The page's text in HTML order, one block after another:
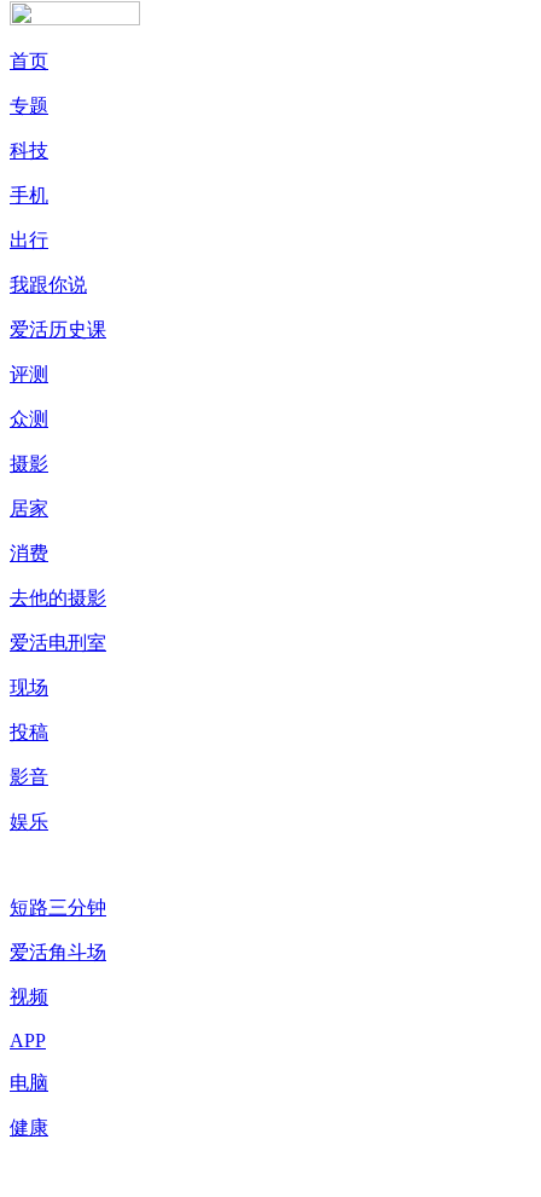
首页
专题
科技
手机
出行
我跟你说
爱活历史课
评测
众测
摄影
居家
消费
去他的摄影
爱活电刑室
现场
投稿
影音
娱乐
短路三分钟
爱活角斗场
视频
APP
电脑
健康